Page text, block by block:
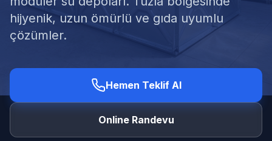
Ücretsiz Keşif Al
hijyenik, uzun ömürlü ve gıda uyumlu
çözümler.
Hemen Teklif Al
Online Randevu